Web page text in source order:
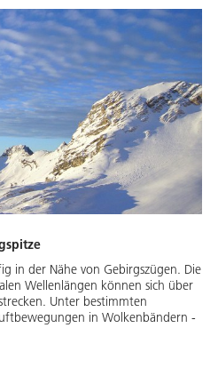
in der Nähe von Gebirgszügen. Die
Wellenlängen können sich über
Unter bestimmten
in Wolkenbändern -